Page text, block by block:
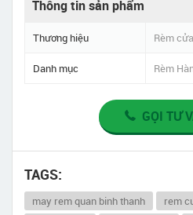
Thông tin sản phẩm
Thương hiệu Rèm
Danh mục Rèm
GỌI TƯ
TAGS:
may rem quan binh thanh
rem